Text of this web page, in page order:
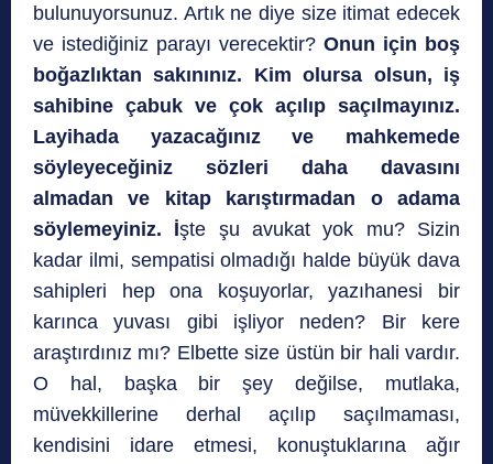
bulunuyorsunuz. Artık ne diye size itimat edecek
ve istediğiniz parayı verecektir? Onun için boş
boğazlıktan sakınınız.
Kim olursa olsun, iş
sahibine çabuk ve çok açılıp saçılmayınız.
Layihada yazacağınız ve mahkemede
söyleyeceğiniz sözleri daha davasını
almadan ve kitap karıştırmadan o adama
söylemeyiniz. İşte şu avukat yok mu? Sizin
kadar ilmi, sempatisi olmadığı halde büyük dava
sahipleri hep ona koşuyorlar, yazıhanesi bir
karınca yuvası gibi işliyor neden? Bir kere
araştırdınız mı? Elbette size üstün bir hali vardır.
O hal, başka bir şey değilse, mutlaka,
müvekkillerine derhal açılıp saçılmaması,
kendisini idare etmesi, konuştuklarına ağır